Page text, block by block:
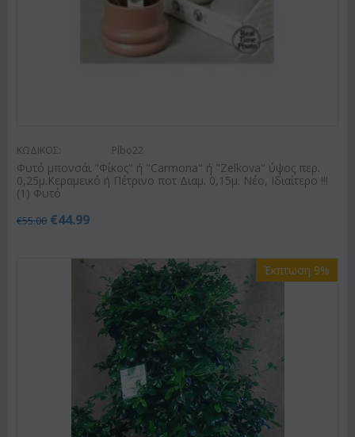
ΚΩΔΙΚΟΣ: Plbo22
Φυτό μπονσάι "Φίκος" ή "Carmona" ή "Zelkova" ύψος περ.
0,25μ.Κεραμεικό ή Πέτρινο ποτ Διαμ. 0,15μ. Νέο, Ιδιαίτερο !!!
(1) Φυτό
€55.00 €44.99
Έκπτωση 9%